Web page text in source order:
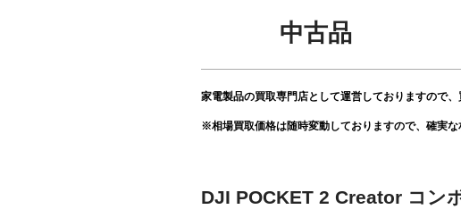
中古品
家電製品の買取専門店として運営しておりますので
※相場買取価格は随時変動しておりますので、確実
DJI POCKET 2 Creator コン